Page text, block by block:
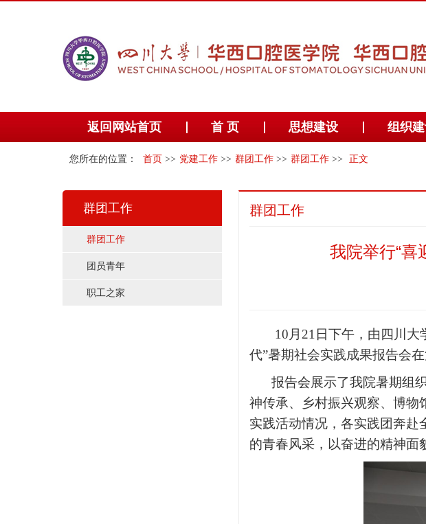
返回网站首页 首 页 思想建设 组织
您所在的位置： 首页 >> 党建工作 >> 群团工作 >> 群团工作 >> 正文
群团工作
群团工作
团员青年
职工之家
群团工作
我院举行“喜
10月21日下午，由四川大
代”暑期社会实践成果报告会
报告会展示了我院暑期组
神传承、乡村振兴观察、博物
实践活动情况，各实践团奔赴
的青春风采，以奋进的精神面